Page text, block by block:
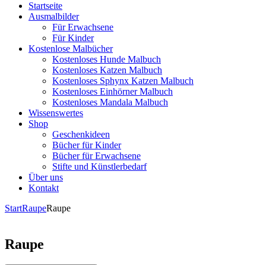
Startseite
Ausmalbilder
Für Erwachsene
Für Kinder
Kostenlose Malbücher
Kostenloses Hunde Malbuch
Kostenloses Katzen Malbuch
Kostenloses Sphynx Katzen Malbuch
Kostenloses Einhörner Malbuch
Kostenloses Mandala Malbuch
Wissenswertes
Shop
Geschenkideen
Bücher für Kinder
Bücher für Erwachsene
Stifte und Künstlerbedarf
Über uns
Kontakt
StartRaupeRaupe
Raupe